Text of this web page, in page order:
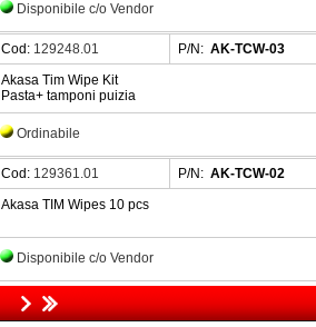
Disponibile c/o Vendor
Cod: 129248.01 P/N: AK-TCW-03
Akasa Tim Wipe Kit
Pasta+ tamponi puizia
Ordinabile
Cod: 129361.01 P/N: AK-TCW-02
Akasa TIM Wipes 10 pcs
Disponibile c/o Vendor